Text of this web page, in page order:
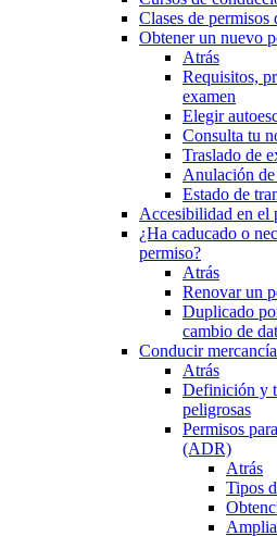
Clases de permisos
Obtener un nuevo
Atrás
Requisitos,
examen
Elegir
Consulta tu
Traslado de
Anulación
Estado de
Accesibilidad en el
¿Ha caducado o
permiso?
Atrás
Renovar un
Duplicado
cambio de
Conducir
Atrás
Definición y
peligrosas
Permisos
(ADR)
Atrás
Tipos